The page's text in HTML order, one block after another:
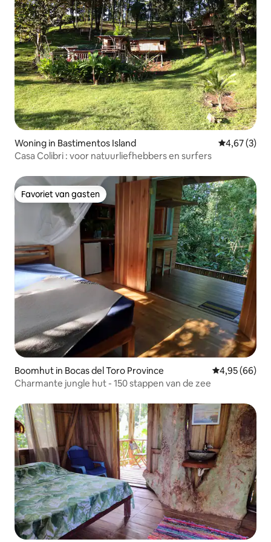
Woning in Bastimentos Island
4,67 (3)
Casa Colibri : voor natuurliefhebbers en surfers
Favoriet van gasten
Favoriet van gasten
Boomhut in Bocas del Toro Province Gemiddelde
4,95 (66)
Charmante jungle hut - 150 stappen van de zee